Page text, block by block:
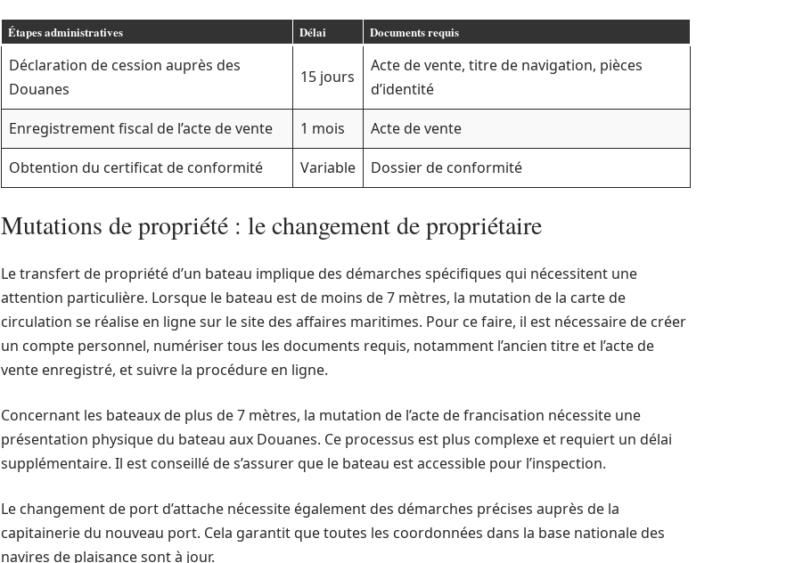
Étapes administratives Délai Documents requis
Déclaration de cession auprès des
Douanes
15 jours
Acte de vente, titre de navigation, pièces
d’identité
Enregistrement fiscal de l’acte de vente
1 mois
Acte de vente
Obtention du certificat de conformité
Variable Dossier de conformité
Mutations de propriété : le changement de propriétaire
Le transfert de propriété d’un bateau implique des démarches spécifiques qui nécessitent une
attention particulière. Lorsque le bateau est de moins de 7 mètres, la mutation de la carte de
circulation se réalise en ligne sur le site des affaires maritimes. Pour ce faire, il est nécessaire de créer
un compte personnel, numériser tous les documents requis, notamment l’ancien titre et l’acte de
vente enregistré, et suivre la procédure en ligne.
Concernant les bateaux de plus de 7 mètres, la mutation de l’acte de francisation nécessite une
présentation physique du bateau aux Douanes. Ce processus est plus complexe et requiert un délai
supplémentaire. Il est conseillé de s’assurer que le bateau est accessible pour l’inspection.
Le changement de port d’attache nécessite également des démarches précises auprès de la
capitainerie du nouveau port. Cela garantit que toutes les coordonnées dans la base nationale des
navires de plaisance sont à jour.